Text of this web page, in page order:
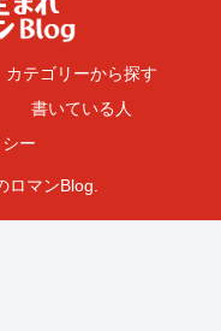
カテゴリーから探す
書いている人
ー
ロマンBlog.